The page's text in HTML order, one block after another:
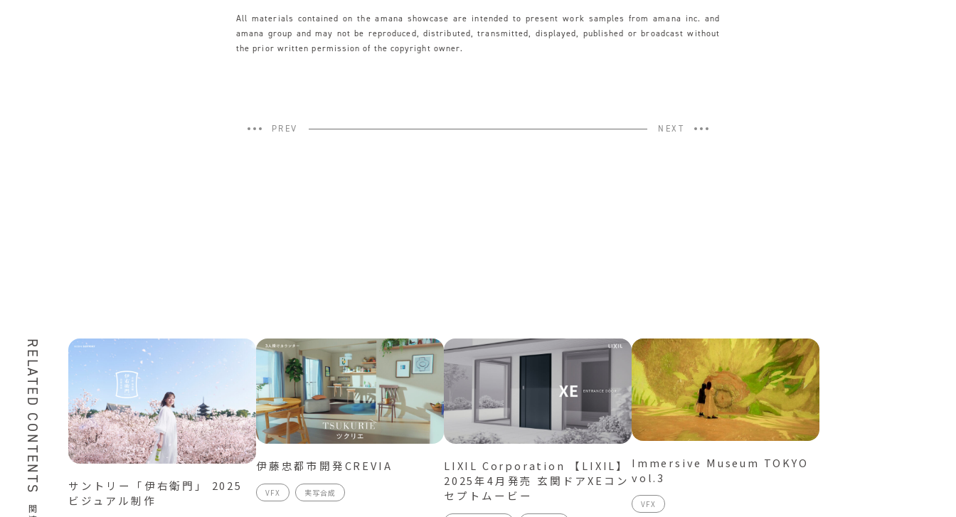
All materials contained on the amana showcase are intended to present work samples from amana inc. and
amana group and may not be reproduced, distributed, transmitted, displayed, published or broadcast without
the prior written permission of the copyright owner.
PREV NEXT
RELATED CONTENTS
サントリー「伊右衛門」 2025
ビジュアル制作
伊藤忠都市開発CREVIA
VFX 実写合成
LIXIL Corporation 【LIXIL】
2025年4月発売 玄関ドアXEコン
セプトムービー
Immersive Museum TOKYO
vol.3
VFX